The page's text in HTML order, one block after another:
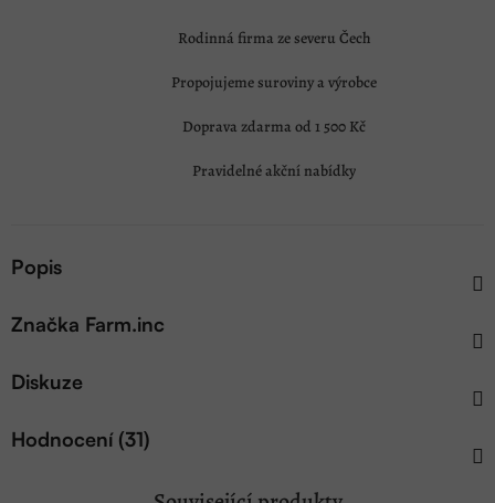
Rodinná firma ze severu Čech
Propojujeme suroviny a výrobce
Doprava zdarma od 1 500 Kč
Pravidelné akční nabídky
Popis
Značka Farm.inc
Diskuze
Hodnocení (31)